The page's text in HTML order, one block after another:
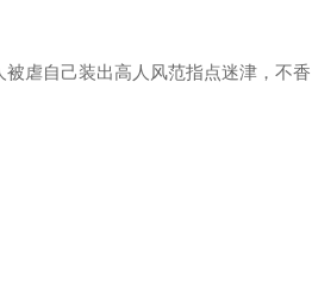
被虐自己装出高人风范指点迷津，不香